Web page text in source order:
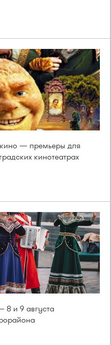
кино — премьеры для
кинотеатрах
8 и 9 августа